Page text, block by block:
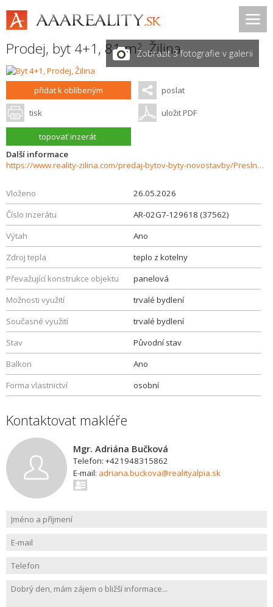
Prodej, byt 4+1, 81 m2,Žilina
Zobrazit 3 fotografie v galerii
přidat k oblíbeným poslat
tisk uložit PDF
topovať inzerát
Další informace
https://www.reality-zilina.com/predaj-bytov-byty-novostavby/Preslneny-4izbovy-byt-s-loggiou--81-m2--Zilina--Vlcince-III-37562/?utm_source=areality&utm_medium=xml&utm_term=37562&utm_content=byt&utm_campaign=portaly
Vloženo
26.05.2026
Číslo inzerátu
AR-02G7-129618 (37562)
Výtah
Ano
Zdroj tepla
teplo z kotelny
Převažující konstrukce objektu
panelová
Možnosti využití
trvalé bydlení
Současné využití
trvalé bydlení
Stav
Původní stav
Balkon
Ano
Forma vlastnictví
osobní
Kontaktovat makléře
Mgr. Adriána Bučková
Telefon: +421948315862
E-mail: adriana.buckova@realityalpia.sk